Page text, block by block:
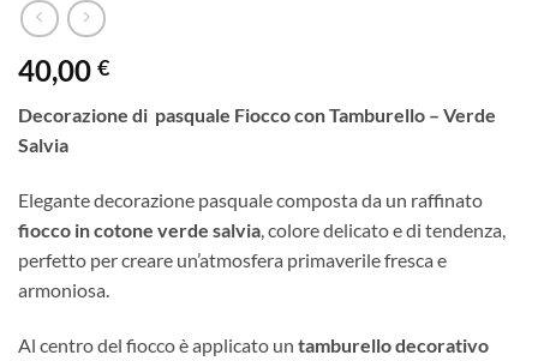
40,00 €
Decorazione di pasquale Fiocco con Tamburello – Verde
Salvia
Elegante decorazione pasquale composta da un raffinato
fiocco in cotone verde salvia, colore delicato e di tendenza,
perfetto per creare un’atmosfera primaverile fresca e
armoniosa.
Al centro del fiocco è applicato un tamburello decorativo